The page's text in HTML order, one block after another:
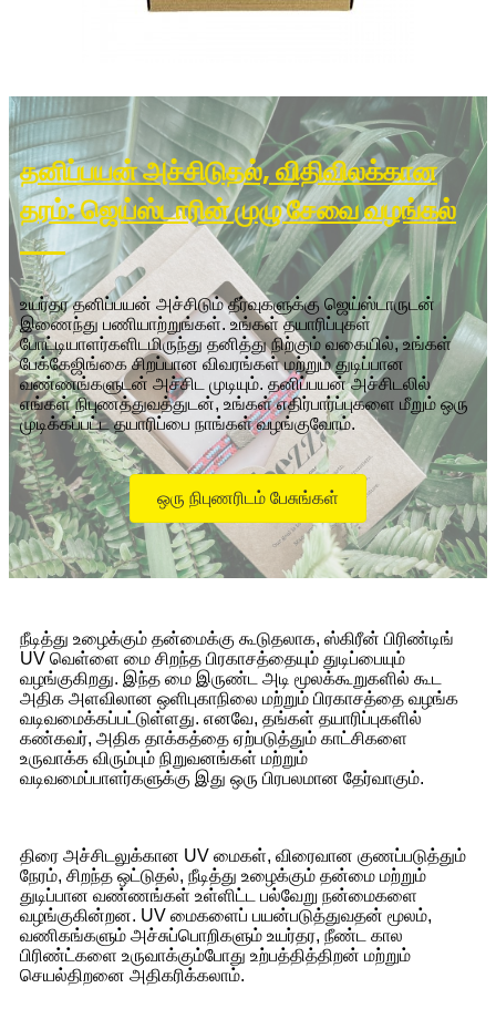
தனிப்பயன் அச்சிடுதல், விதிவிலக்கான
தரம்: ஜெய்ஸ்டாரின் முழு சேவை வழங்கல்
உயர்தர தனிப்பயன் அச்சிடும் தீர்வுகளுக்கு ஜெய்ஸ்டாருடன்
இணைந்து பணியாற்றுங்கள். உங்கள் தயாரிப்புகள்
போட்டியாளர்களிடமிருந்து தனித்து நிற்கும் வகையில், உங்கள்
பேக்கேஜிங்கை சிறப்பான விவரங்கள் மற்றும் துடிப்பான
வண்ணங்களுடன் அச்சிட முடியும். தனிப்பயன் அச்சிடலில்
எங்கள் நிபுணத்துவத்துடன், உங்கள் எதிர்பார்ப்புகளை மீறும் ஒரு
முடிக்கப்பட்ட தயாரிப்பை நாங்கள் வழங்குவோம்.
ஒரு நிபுணரிடம் பேசுங்கள்
நீடித்து உழைக்கும் தன்மைக்கு கூடுதலாக, ஸ்கிரீன் பிரிண்டிங்
UV வெள்ளை மை சிறந்த பிரகாசத்தையும் துடிப்பையும்
வழங்குகிறது. இந்த மை இருண்ட அடி மூலக்கூறுகளில் கூட
அதிக அளவிலான ஒளிபுகாநிலை மற்றும் பிரகாசத்தை வழங்க
வடிவமைக்கப்பட்டுள்ளது. எனவே, தங்கள் தயாரிப்புகளில்
கண்கவர், அதிக தாக்கத்தை ஏற்படுத்தும் காட்சிகளை
உருவாக்க விரும்பும் நிறுவனங்கள் மற்றும்
வடிவமைப்பாளர்களுக்கு இது ஒரு பிரபலமான தேர்வாகும்.
திரை அச்சிடலுக்கான UV மைகள், விரைவான குணப்படுத்தும்
நேரம், சிறந்த ஒட்டுதல், நீடித்து உழைக்கும் தன்மை மற்றும்
துடிப்பான வண்ணங்கள் உள்ளிட்ட பல்வேறு நன்மைகளை
வழங்குகின்றன. UV மைகளைப் பயன்படுத்துவதன் மூலம்,
வணிகங்களும் அச்சுப்பொறிகளும் உயர்தர, நீண்ட கால
பிரிண்ட்களை உருவாக்கும்போது உற்பத்தித்திறன் மற்றும்
செயல்திறனை அதிகரிக்கலாம்.